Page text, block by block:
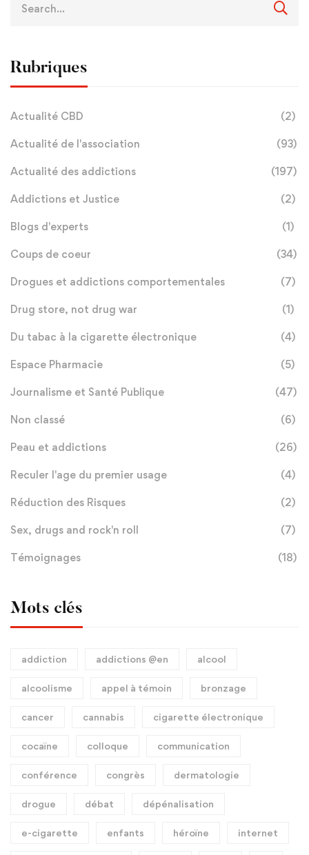
Rubriques
Actualité CBD (2)
Actualité de l'association (93)
Actualité des addictions (197)
Addictions et Justice (2)
Blogs d'experts (1)
Coups de coeur (34)
Drogues et addictions comportementales (7)
Drug store, not drug war (1)
Du tabac à la cigarette électronique (4)
Espace Pharmacie (5)
Journalisme et Santé Publique (47)
Non classé (6)
Peau et addictions (26)
Reculer l'age du premier usage (4)
Réduction des Risques (2)
Sex, drugs and rock'n roll (7)
Témoignages (18)
Mots clés
addiction addictions @en alcool
alcoolisme appel à témoin bronzage
cancer cannabis cigarette électronique
cocaïne colloque communication
conférence congrès dermatologie
drogue débat dépénalisation
e-cigarette enfants héroïne internet